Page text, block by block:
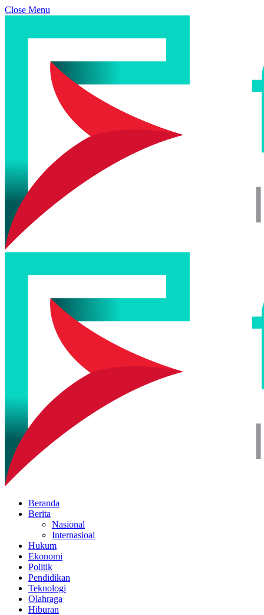
Close Menu
Beranda
Berita
Nasional
Internasioal
Hukum
Ekonomi
Politik
Pendidikan
Teknologi
Olahraga
Hiburan